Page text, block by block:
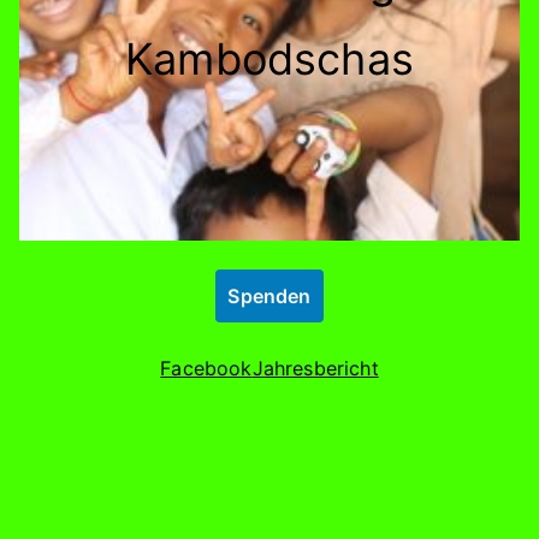
Kambodschas
Spenden
FacebookJahresbericht